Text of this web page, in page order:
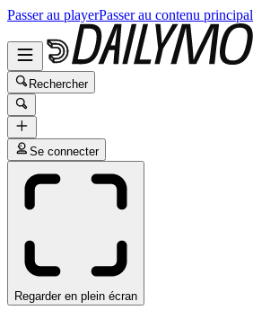
Passer au playerPasser au contenu principal
Rechercher
Se connecter
Regarder en plein écran